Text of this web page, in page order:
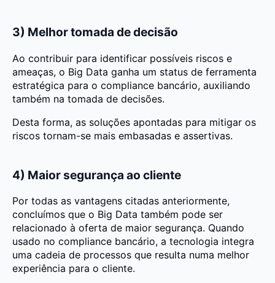
3) Melhor tomada de decisão
Ao contribuir para identificar possíveis riscos e
ameaças, o Big Data ganha um status de ferramenta
estratégica para o compliance bancário, auxiliando
também na tomada de decisões.
Desta forma, as soluções apontadas para mitigar os
riscos tornam-se mais embasadas e assertivas.
4) Maior segurança ao cliente
Por todas as vantagens citadas anteriormente,
concluímos que o Big Data também pode ser
relacionado à oferta de maior segurança. Quando
usado no compliance bancário, a tecnologia integra
uma cadeia de processos que resulta numa melhor
experiência para o cliente.